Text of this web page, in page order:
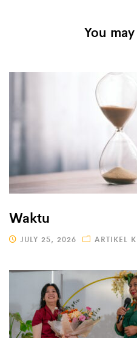
You
Waktu
JULY 25, 2026 ARTIKEL